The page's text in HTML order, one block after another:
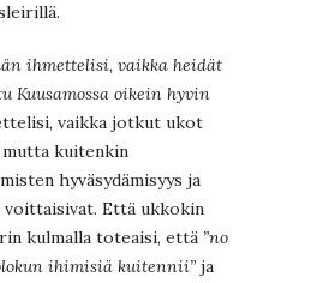
ihmettelisi, vaikka heidät
Kuusamossa oikein hyvin
vaikka jotkut ukot
kuitenkin
hyväsydämisyys ja
voittaisivat. Että ukkokin
kulmalla toteaisi, että ”no
ihimisiä kuitennii” ja